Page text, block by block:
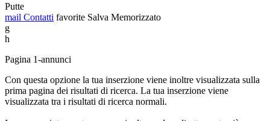
Putte
mail Contatti favorite Salva Memorizzato
g
h
Pagina 1-annunci
Con questa opzione la tua inserzione viene inoltre visualizzata sulla
prima pagina dei risultati di ricerca. La tua inserzione viene
visualizzata tra i risultati di ricerca normali.